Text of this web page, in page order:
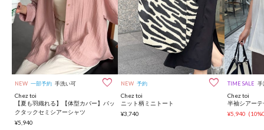
NEW 一部予約 手洗い可 
Chez toi
【夏も羽織れる】【体型カバー】バッ
クタックセミシアーシャツ
¥5,940
NEW 予約 
Chez toi
ニット柄ミニトート
¥3,740
TIME SALE 手
Chez toi
半袖シアー
¥5,940